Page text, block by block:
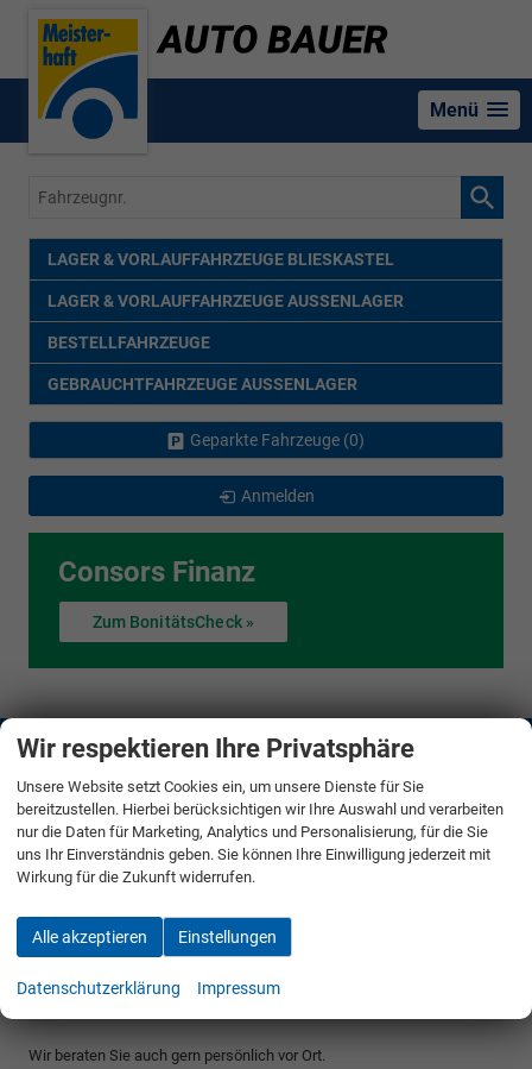
Menü
Fahrzeugnr.
LAGER & VORLAUFFAHRZEUGE BLIESKASTEL
LAGER & VORLAUFFAHRZEUGE AUSSENLAGER
BESTELLFAHRZEUGE
GEBRAUCHTFAHRZEUGE AUSSENLAGER
Geparkte Fahrzeuge (0)
Anmelden
Consors Finanz
Zum BonitätsCheck »
Auto Bauer
Bliesgaustr. 69
66440 Blieskastel
Telefon:
06842 1515
Telefax:
06842 1510
Öffnungszeiten
Wir beraten Sie auch gern persönlich vor Ort.
Wir respektieren Ihre Privatsphäre
Unsere Website setzt Cookies ein, um unsere Dienste für Sie
bereitzustellen. Hierbei berücksichtigen wir Ihre Auswahl und verarbeiten
nur die Daten für Marketing, Analytics und Personalisierung, für die Sie
uns Ihr Einverständnis geben. Sie können Ihre Einwilligung jederzeit mit
Wirkung für die Zukunft widerrufen.
Alle akzeptieren Einstellungen
Datenschutzerklärung Impressum